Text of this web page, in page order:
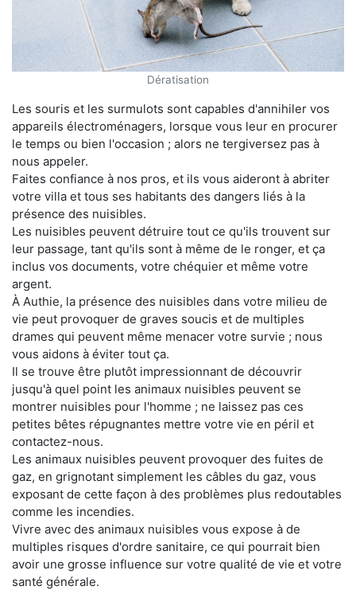
Dératisation
Les souris et les surmulots sont capables d'annihiler vos
appareils électroménagers, lorsque vous leur en procurer
le temps ou bien l'occasion ; alors ne tergiversez pas à
nous appeler.
Faites confiance à nos pros, et ils vous aideront à abriter
votre villa et tous ses habitants des dangers liés à la
présence des nuisibles.
Les nuisibles peuvent détruire tout ce qu'ils trouvent sur
leur passage, tant qu'ils sont à même de le ronger, et ça
inclus vos documents, votre chéquier et même votre
argent.
À Authie, la présence des nuisibles dans votre milieu de
vie peut provoquer de graves soucis et de multiples
drames qui peuvent même menacer votre survie ; nous
vous aidons à éviter tout ça.
Il se trouve être plutôt impressionnant de découvrir
jusqu'à quel point les animaux nuisibles peuvent se
montrer nuisibles pour l'homme ; ne laissez pas ces
petites bêtes répugnantes mettre votre vie en péril et
contactez-nous.
Les animaux nuisibles peuvent provoquer des fuites de
gaz, en grignotant simplement les câbles du gaz, vous
exposant de cette façon à des problèmes plus redoutables
comme les incendies.
Vivre avec des animaux nuisibles vous expose à de
multiples risques d'ordre sanitaire, ce qui pourrait bien
avoir une grosse influence sur votre qualité de vie et votre
santé générale.